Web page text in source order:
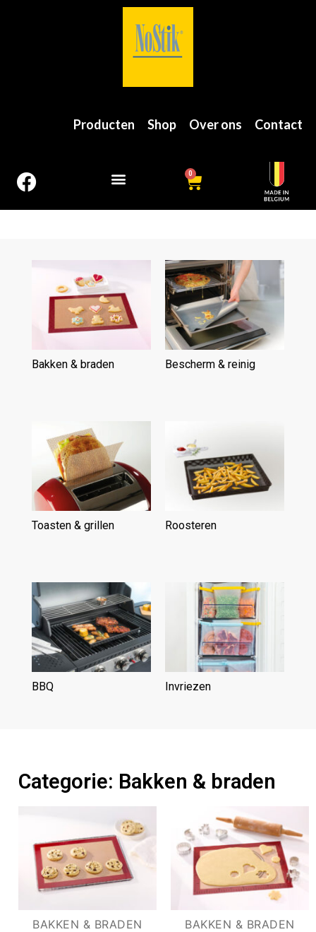
Producten Shop Over ons Contact
0
Bakken & braden Bescherm & reinig
Toasten & grillen Roosteren
BBQ Invriezen
Categorie: Bakken & braden
BAKKEN & BRADEN
BAKKEN & BRADEN